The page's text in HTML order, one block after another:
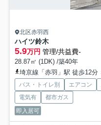
北区赤羽西
ハイツ鈴木
5.9万円 管理/共益費-
28.87㎡ (1DK) /築40年
埼京線「赤羽」駅 徒歩12分
バス・トイレ別 エアコン
電気有
都市ガス
即入居可